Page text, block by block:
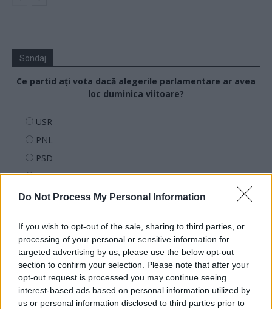
Do Not Process My Personal Information
If you wish to opt-out of the sale, sharing to third parties, or
processing of your personal or sensitive information for
targeted advertising by us, please use the below opt-out
section to confirm your selection. Please note that after your
opt-out request is processed you may continue seeing
interest-based ads based on personal information utilized by
us or personal information disclosed to third parties prior to
Sondaj
Ce partid ați vota dacă alegerile parlamentare ar avea
loc duminica viitoare?
USR
PNL
PSD
AUR
UDMR
Forța Dreptei (L. Orban)
PNȚMM
REPER
SENS
SOS (Șoșoacă)